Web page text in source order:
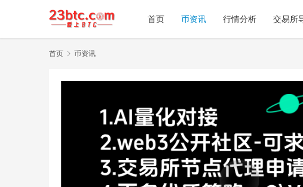
首页 币资讯 行情分析 交易所
首页 币资讯